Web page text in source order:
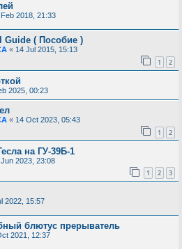
2018, 21:33
Guide ( Пособие )
« 14 Jul 2015, 15:13
1 2
2025, 00:23
« 14 Oct 2023, 05:43
1 2
на ГУ-39Б-1
2023, 23:08
1 2 3
2022, 15:57
блютус прерыватель
2021, 12:37